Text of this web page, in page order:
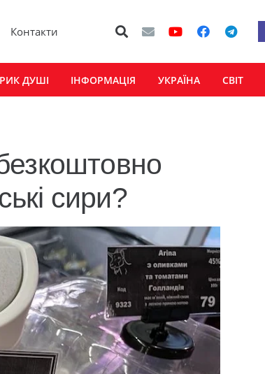
Контакти
ДУШІ ІНФОРМАЦІЯ УКРАЇНА СВІТ
сири?